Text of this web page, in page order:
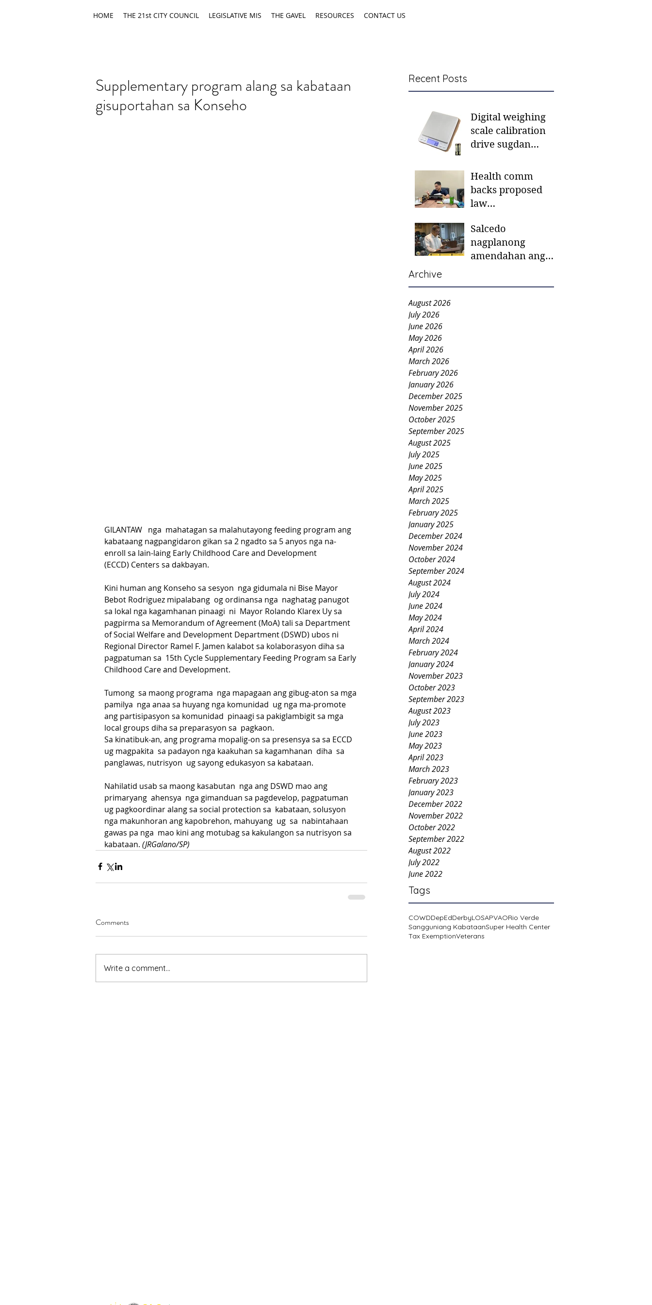
HOME THE 21st CITY COUNCIL LEGISLATIVE MIS THE GAVEL RESOURCES CONTACT US
Recent Posts
Digital weighing
scale calibration
drive sugdan
Health comm
backs proposed
law
mother-to-mother
support groups,
first 1,000 days
Salcedo
nagplanong
amendahan ang
Archive
August 2026
July 2026
June 2026
May 2026
April 2026
March 2026
February 2026
January 2026
December 2025
November 2025
October 2025
September 2025
August 2025
July 2025
June 2025
May 2025
April 2025
March 2025
February 2025
January 2025
December 2024
November 2024
October 2024
September 2024
August 2024
July 2024
June 2024
May 2024
April 2024
March 2024
February 2024
January 2024
November 2023
October 2023
September 2023
August 2023
July 2023
June 2023
May 2023
April 2023
March 2023
February 2023
January 2023
December 2022
November 2022
October 2022
September 2022
August 2022
July 2022
June 2022
Tags
COWDDepEdDerbyLOSAPVAORio Verde
Sangguniang KabataanSuper Health Center
Tax ExemptionVeterans
Supplementary program alang sa kabataan
gisuportahan sa Konseho
GILANTAW   nga  mahatagan sa malahutayong feeding program ang
kabataang nagpangidaron gikan sa 2 ngadto sa 5 anyos nga na-
enroll sa lain-laing Early Childhood Care and Development
(ECCD) Centers sa dakbayan.
Kini human ang Konseho sa sesyon  nga gidumala ni Bise Mayor
Bebot Rodriguez mipalabang  og ordinansa nga  naghatag panugot
sa lokal nga kagamhanan pinaagi  ni  Mayor Rolando Klarex Uy sa
pagpirma sa Memorandum of Agreement (MoA) tali sa Department
of Social Welfare and Development Department (DSWD) ubos ni
Regional Director Ramel F. Jamen kalabot sa kolaborasyon diha sa
pagpatuman sa  15th Cycle Supplementary Feeding Program sa Early
Childhood Care and Development.
Tumong  sa maong programa  nga mapagaan ang gibug-aton sa mga
pamilya  nga anaa sa huyang nga komunidad  ug nga ma-promote
ang partisipasyon sa komunidad  pinaagi sa pakiglambigit sa mga
local groups diha sa preparasyon sa  pagkaon.
Sa kinatibuk-an, ang programa mopalig-on sa presensya sa sa ECCD
ug magpakita  sa padayon nga kaakuhan sa kagamhanan  diha  sa
panglawas, nutrisyon  ug sayong edukasyon sa kabataan.
Nahilatid usab sa maong kasabutan  nga ang DSWD mao ang
primaryang  ahensya  nga gimanduan sa pagdevelop, pagpatuman
ug pagkoordinar alang sa social protection sa  kabataan, solusyon
nga makunhoran ang kapobrehon, mahuyang  ug  sa  nabintahaan
gawas pa nga  mao kini ang motubag sa kakulangon sa nutrisyon sa
kabataan. (JRGalano/SP)
Comments
Write a comment...